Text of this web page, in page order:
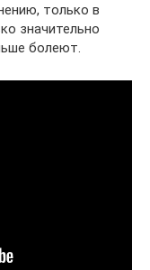
только в
значительно
болеют.